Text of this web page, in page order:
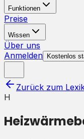
Funktionen
Preise
Wissen
Über uns
Anmelden
Kostenlos
Zurück zum
H